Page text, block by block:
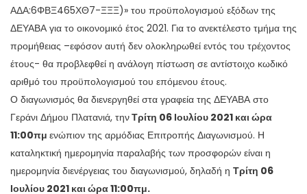
ΑΔΑ:6ΦΒΞ465ΧΘ7-ΞΞΞ)» του προϋπολογισμού εξόδων της
ΔΕΥΑΒΑ για το οικονομικό έτος 2021. Για το ανεκτέλεστο τμήμα της
προμήθειας –εφόσον αυτή δεν ολοκληρωθεί εντός του τρέχοντος
έτους- θα προβλεφθεί η ανάλογη πίστωση σε αντίστοιχο κωδικό
αριθμό του προϋπολογισμού του επόμενου έτους.
Ο διαγωνισμός θα διενεργηθεί στα γραφεία της ΔΕΥΑΒΑ στο
Γεράνι Δήμου Πλατανιά, τηνΤρίτη 06 Ιουλίου 2021 και ώρα
11:00πμ ενώπιον της αρμόδιας Επιτροπής Διαγωνισμού. Η
καταληκτική ημερομηνία παραλαβής των προσφορών είναι η
ημερομηνία διενέργειας του διαγωνισμού, δηλαδή η Τρίτη 06
Ιουλίου 2021 και ώρα 11:00πμ.